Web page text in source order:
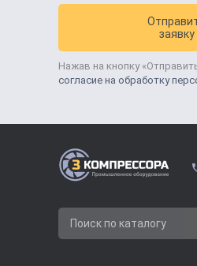
заявку
Нажав на кнопку
согласие на обработку
Поиск по каталогу